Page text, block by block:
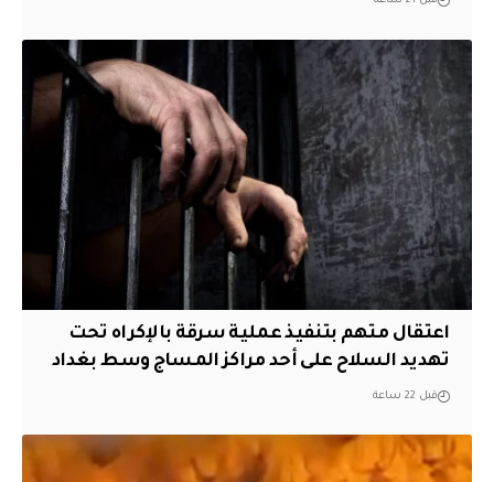
اعتقال متهم بتنفيذ عملية سرقة بالإكراه تحت
تهديد السلاح على أحد مراكز المساج وسط بغداد
قبل 22 ساعة